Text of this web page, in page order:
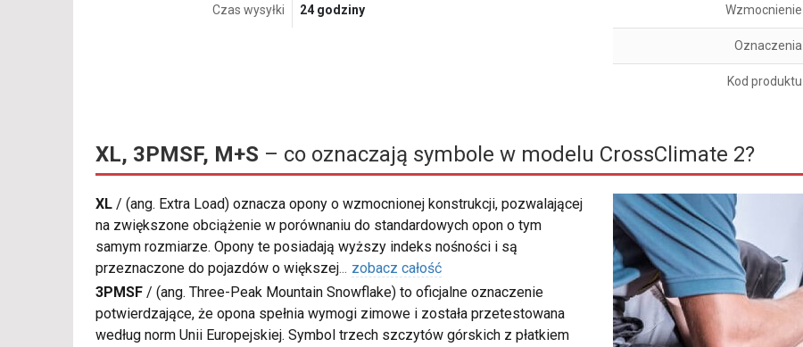
Czas wysyłki 24 godziny Wzmocnienie
Oznaczenia
Kod produktu
XL, 3PMSF, M+S – co oznaczają symbole w modelu CrossClimate 2?
XL / (ang. Extra Load) oznacza opony o wzmocnionej konstrukcji, pozwalającej
na zwiększone obciążenie w porównaniu do standardowych opon o tym
samym rozmiarze. Opony te posiadają wyższy indeks nośności i są
przeznaczone do pojazdów o większej... zobacz całość
3PMSF / (ang. Three-Peak Mountain Snowflake) to oficjalne oznaczenie
potwierdzające, że opona spełnia wymogi zimowe i została przetestowana
według norm Unii Europejskiej. Symbol trzech szczytów górskich z płatkiem